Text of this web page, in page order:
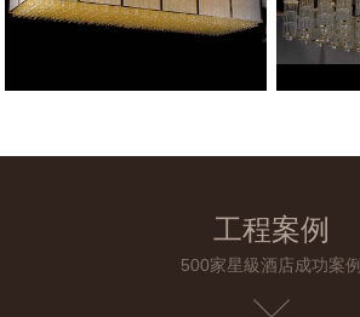
工程案例
500家星級酒店成功案例